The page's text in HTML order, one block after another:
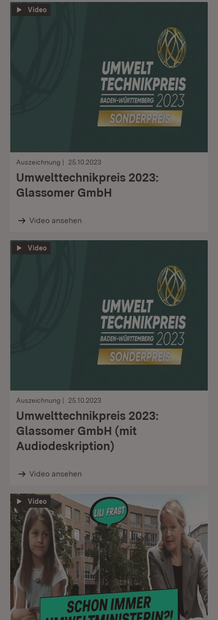
Video
Auszeichnung 25.10.2023
Umwelttechnikpreis 2023:
Glassomer GmbH
Video ansehen
Video
Auszeichnung 25.10.2023
Umwelttechnikpreis 2023:
Glassomer GmbH (mit
Audiodeskription)
Video ansehen
Video